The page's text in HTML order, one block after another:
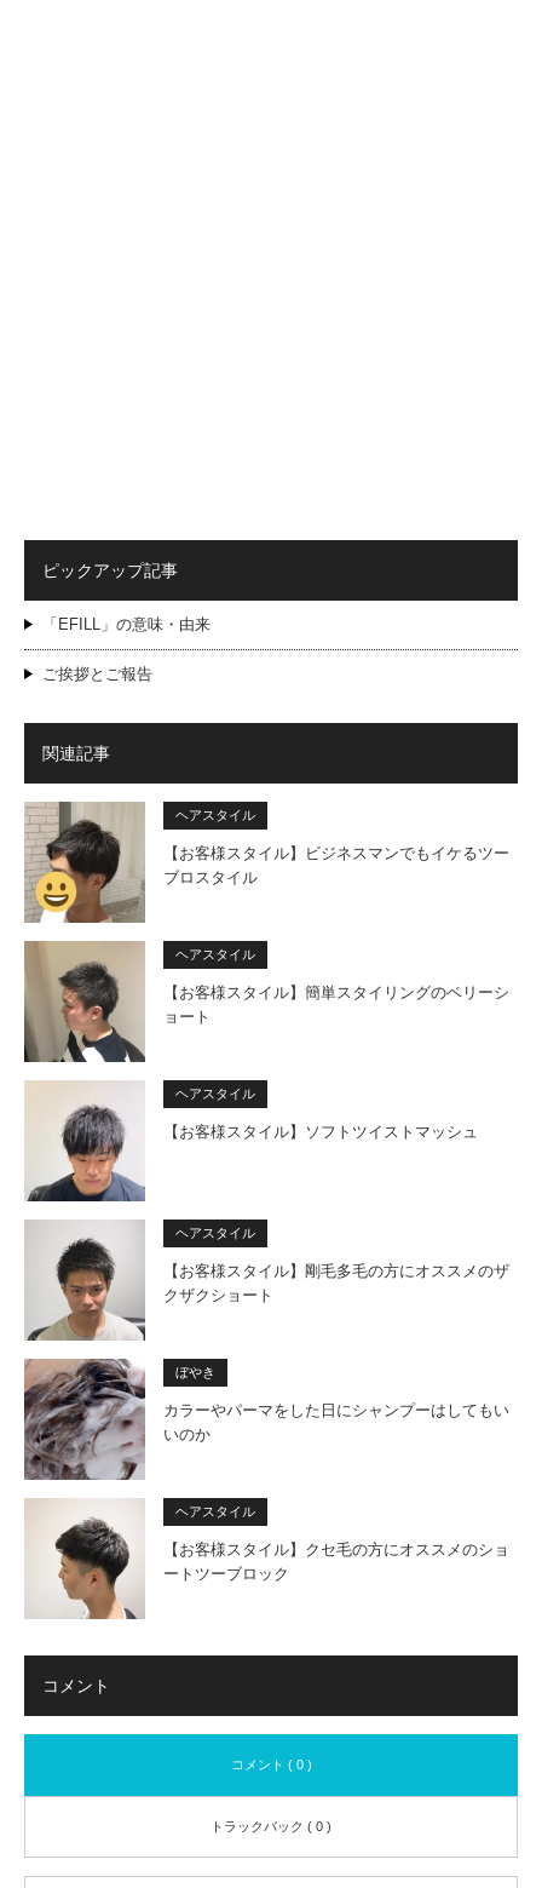
ピックアップ記事
「EFILL」の意味・由来
ご挨拶とご報告
関連記事
ヘアスタイル
【お客様スタイル】ビジネスマンでもイケるツー
ブロスタイル
ヘアスタイル
【お客様スタイル】簡単スタイリングのベリーシ
ョート
ヘアスタイル
【お客様スタイル】ソフトツイストマッシュ
ヘアスタイル
【お客様スタイル】剛毛多毛の方にオススメのザ
クザクショート
ぼやき
カラーやパーマをした日にシャンプーはしてもい
いのか
ヘアスタイル
【お客様スタイル】クセ毛の方にオススメのショ
ートツーブロック
コメント
コメント ( 0 )
トラックバック ( 0 )